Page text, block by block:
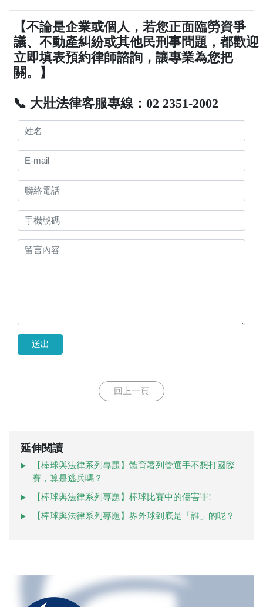
【不論是企業或個人，若您正面臨勞資爭
議、不動產糾紛或其他民刑事問題，都歡迎
立即填表預約律師諮詢，讓專業為您把
關。】
📞 大壯法律客服專線：02 2351-2002
送出
回上一頁
延伸閱讀
【棒球與法律系列專題】體育署列管選手不想打國際
賽，算是逃兵嗎？
【棒球與法律系列專題】棒球比賽中的傷害罪!
【棒球與法律系列專題】界外球到底是「誰」的呢？